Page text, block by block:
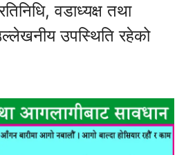
वडाध्यक्ष तथा
उपस्थिति रहेको